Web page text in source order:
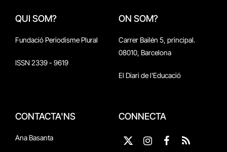
QUI SOM?
Fundació Periodisme Plural
ISSN 2339 - 9619
ON SOM?
Carrer Bailén 5, principal.
08010, Barcelona
El Diari de l'Educació
CONTACTA'NS
Ana Basanta
CONNECTA
X
Instagram
Facebook
RSS